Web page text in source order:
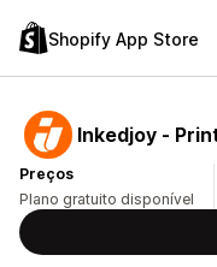
Shopify App Store
Inkedjoy ‑
Preços
Plano gratuito disponível